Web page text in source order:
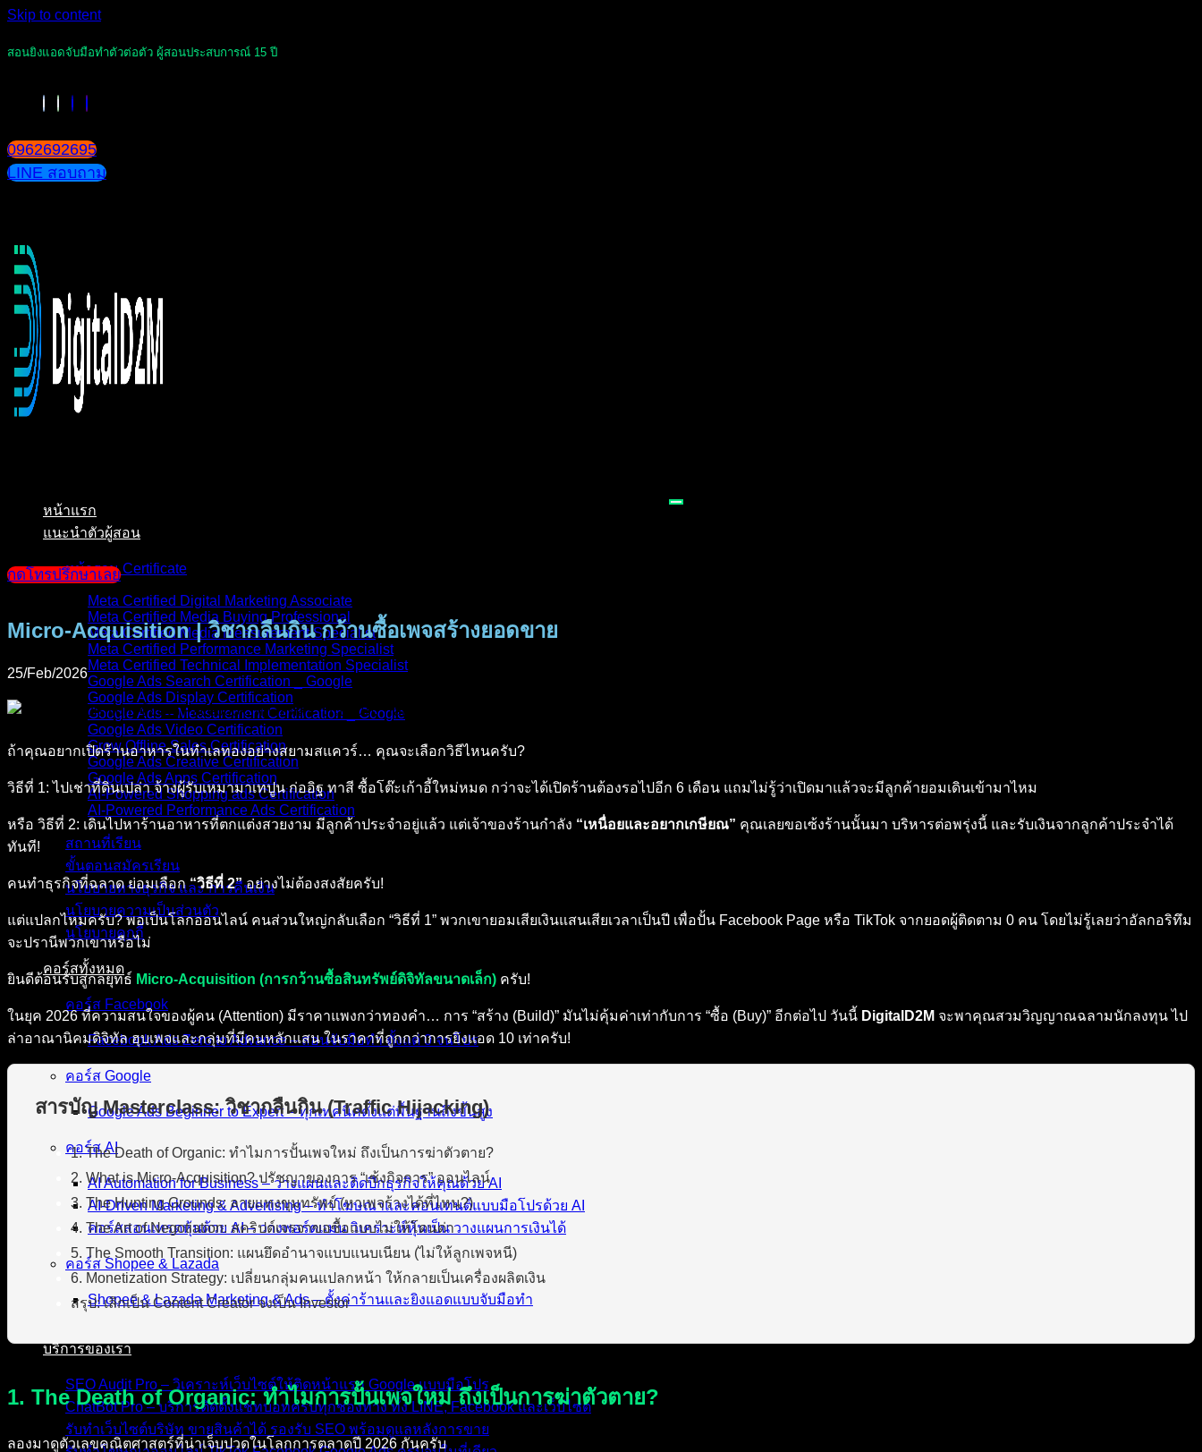
Skip to content
สอนยิงแอดจับมือทำตัวต่อตัว ผู้สอนประสบการณ์ 15 ปี
0962692695
LINE สอบถาม
หน้าแรก
แนะนำตัวผู้สอน
หน้ารวม Certificate
Meta Certified Digital Marketing Associate
Meta Certified Media Buying Professional
Meta Certified Media Measurement Specialist
Meta Certified Performance Marketing Specialist
Meta Certified Technical Implementation Specialist
Google Ads Search Certification _ Google
Google Ads Display Certification
Google Ads – Measurement Certification _ Google
Google Ads Video Certification
Grow Offline Sales Certification
Google Ads Creative Certification
Google Ads Apps Certification
AI-Powered Shopping ads Certification
AI-Powered Performance Ads Certification
สถานที่เรียน
ขั้นตอนสมัครเรียน
นโยบายทางธุรกิจ และ การคืนเงิน
นโยบายความเป็นส่วนตัว
นโยบายคุกกี้
คอร์สทั้งหมด
คอร์ส Facebook
Facebook Ads Zero to Advance – สอนจับมือทำ ตั้งแต่ 0 จนโปร
คอร์ส Google
Google Ads Beginner to Expert – ทุกเทคนิคตั้งแต่พื้นฐานถึงขั้นสูง
คอร์ส AI
AI Automation for Business – วางแผนและติดปีกธุรกิจให้คุณด้วย AI
AI-Driven Marketing & Advertising – ทำโฆษณาและคอนเทนต์แบบมือโปรด้วย AI
คอร์สสอนเทรดหุ้นด้วย AI – วางพอร์ตแม่น วิเคราะห์หุ้นเป็น วางแผนการเงินได้
คอร์ส Shopee & Lazada
Shopee & Lazada Marketing & Ads – ตั้งค่าร้านและยิงแอดแบบจับมือทำ
บริการของเรา
SEO Audit Pro – วิเคราะห์เว็บไซต์ให้ติดหน้าแรก Google แบบมือโปร
ChatBot Pro – บริการติดตั้งแชทบอทครบทุกช่องทาง ทั้ง LINE, Facebook และเว็บไซต์
รับทำเว็บไซต์บริษัท ขายสินค้าได้ รองรับ SEO พร้อมดูแลหลังการขาย
กดโทรปรึกษาเลย
Micro-Acquisition | วิชากลืนกิน กว้านซื้อเพจสร้างยอดขาย
25/Feb/2026
ถ้าคุณอยากเปิดร้านอาหารในทำเลทองอย่างสยามสแควร์… คุณจะเลือกวิธีไหนครับ?
วิธีที่ 1: ไปเช่าที่ดินเปล่า จ้างผู้รับเหมามาเทปูน ก่ออิฐ ทาสี ซื้อโต๊ะเก้าอี้ใหม่หมด กว่าจะได้เปิดร้านต้องรอไปอีก 6 เดือน แถมไม่รู้ว่าเปิดมาแล้วจะมีลูกค้ายอมเดินเข้ามาไหม
หรือ วิธีที่ 2: เดินไปหาร้านอาหารที่ตกแต่งสวยงาม มีลูกค้าประจำอยู่แล้ว แต่เจ้าของร้านกำลัง “เหนื่อยและอยากเกษียณ” คุณเลยขอเซ้งร้านนั้นมา บริหารต่อพรุ่งนี้ และรับเงินจากลูกค้าประจำได้
ทันที!
คนทำธุรกิจที่ฉลาด ย่อมเลือก“วิธีที่ 2”อย่างไม่ต้องสงสัยครับ!
แต่แปลกไหมครับ? พอเป็นโลกออนไลน์ คนส่วนใหญ่กลับเลือก “วิธีที่ 1” พวกเขายอมเสียเงินแสนเสียเวลาเป็นปี เพื่อปั้น Facebook Page หรือ TikTok จากยอดผู้ติดตาม 0 คน โดยไม่รู้เลยว่าอัลกอริทึม
จะปรานีพวกเขาหรือไม่
ยินดีต้อนรับสู่กลยุทธ์ Micro-Acquisition (การกว้านซื้อสินทรัพย์ดิจิทัลขนาดเล็ก) ครับ!
ในยุค 2026 ที่ความสนใจของผู้คน (Attention) มีราคาแพงกว่าทองคำ… การ “สร้าง (Build)” มันไม่คุ้มค่าเท่ากับการ “ซื้อ (Buy)” อีกต่อไป วันนี้ DigitalD2M จะพาคุณสวมวิญญาณฉลามนักลงทุน ไป
ล่าอาณานิคมดิจิทัล ฮุบเพจและกลุ่มที่มีคนหลักแสน ในราคาที่ถูกกว่าการยิงแอด 10 เท่าครับ!
สารบัญ Masterclass: วิชากลืนกิน (Traffic Hijacking)
1. The Death of Organic: ทำไมการปั้นเพจใหม่ ถึงเป็นการฆ่าตัวตาย?
2. What is Micro-Acquisition? ปรัชญาของการ “เซ้งกิจการ” ออนไลน์
3. The Hunting Grounds: ลายแทงขุมทรัพย์ (หาเพจร้างได้ที่ไหน?)
4. The Art of Negotiation: สคริปต์เจรจาขอซื้อแบบไม่ให้โดนด่า
5. The Smooth Transition: แผนยึดอำนาจแบบแนบเนียน (ไม่ให้ลูกเพจหนี)
6. Monetization Strategy: เปลี่ยนกลุ่มคนแปลกหน้า ให้กลายเป็นเครื่องผลิตเงิน
สรุป: เลิกเป็น Content Creator จงเป็น Investor
1. The Death of Organic: ทำไมการปั้นเพจใหม่ ถึงเป็นการฆ่าตัวตาย?
ลองมาดูตัวเลขคณิตศาสตร์ที่น่าเจ็บปวดในโลกการตลาดปี 2026 กันครับ